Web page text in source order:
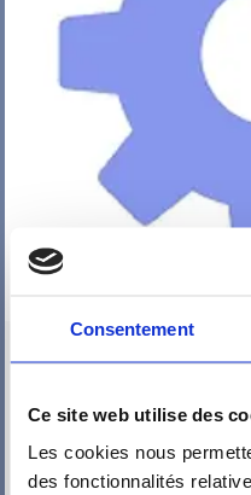
Consentement
Ce site web utilise des
Les cookies nous
des fonctionnalités